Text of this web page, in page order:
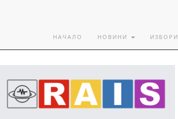
НАЧАЛО НОВИНИ ИЗБОРИ